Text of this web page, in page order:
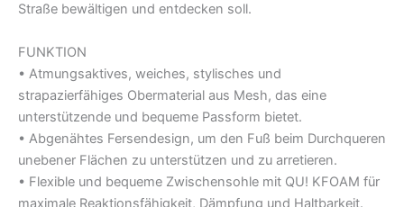
Straße bewältigen und entdecken soll.
FUNKTION
• Atmungsaktives, weiches, stylisches und
strapazierfähiges Obermaterial aus Mesh, das eine
unterstützende und bequeme Passform bietet.
• Abgenähtes Fersendesign, um den Fuß beim Durchqueren
unebener Flächen zu unterstützen und zu arretieren.
• Flexible und bequeme Zwischensohle mit QU! KFOAM für
maximale Reaktionsfähigkeit, Dämpfung und Haltbarkeit.